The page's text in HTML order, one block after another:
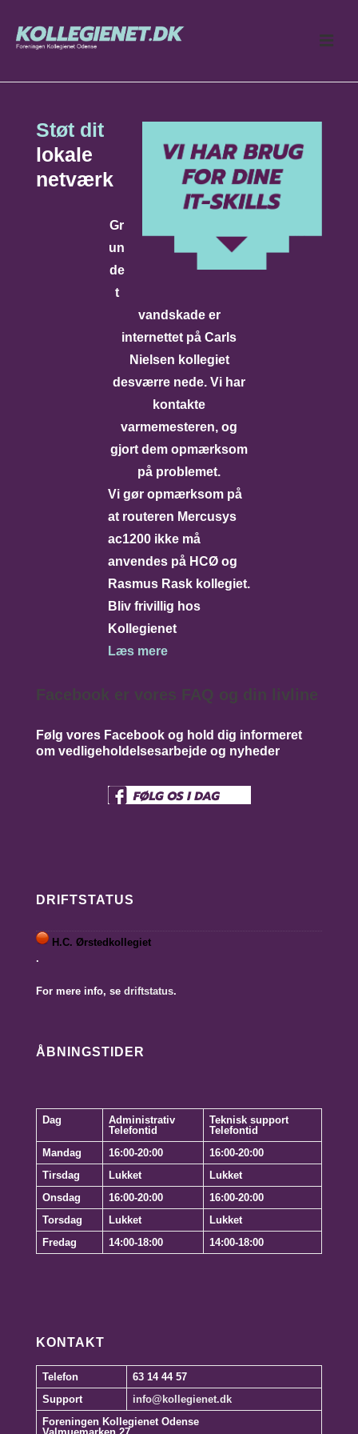
Hop
Navigation
Støt dit
lokale
netværk
Gr
un
de
t
vandskade er
internettet på Carls
Nielsen kollegiet
desværre nede. Vi har
kontakte
varmemesteren, og
gjort dem opmærksom
på problemet.
Vi gør opmærksom på
at routeren Mercusys
ac1200 ikke må
anvendes på HCØ og
Rasmus Rask kollegiet.
Bliv frivillig hos
Kollegienet
Læs mere
Facebook er vores FAQ og din livline
Følg vores Facebook og hold dig informeret
om vedligeholdelsesarbejde og nyheder
DRIFTSTATUS
H.C. Ørstedkollegiet
.
For mere info, se driftstatus.
ÅBNINGSTIDER
Dag
Administrativ
Telefontid
Teknisk support
Telefontid
Mandag
16:00-20:00
16:00-20:00
Tirsdag
Lukket
Lukket
Onsdag
16:00-20:00
16:00-20:00
Torsdag
Lukket
Lukket
Fredag
14:00-18:00 14:00-18:00
KONTAKT
Telefon
63 14 44 57
Support
info@kollegienet.dk
Foreningen Kollegienet Odense